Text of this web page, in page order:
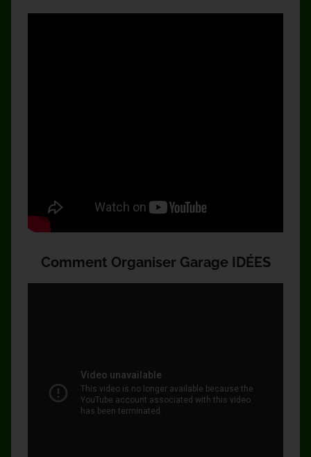
Comment Organiser Garage IDÉES